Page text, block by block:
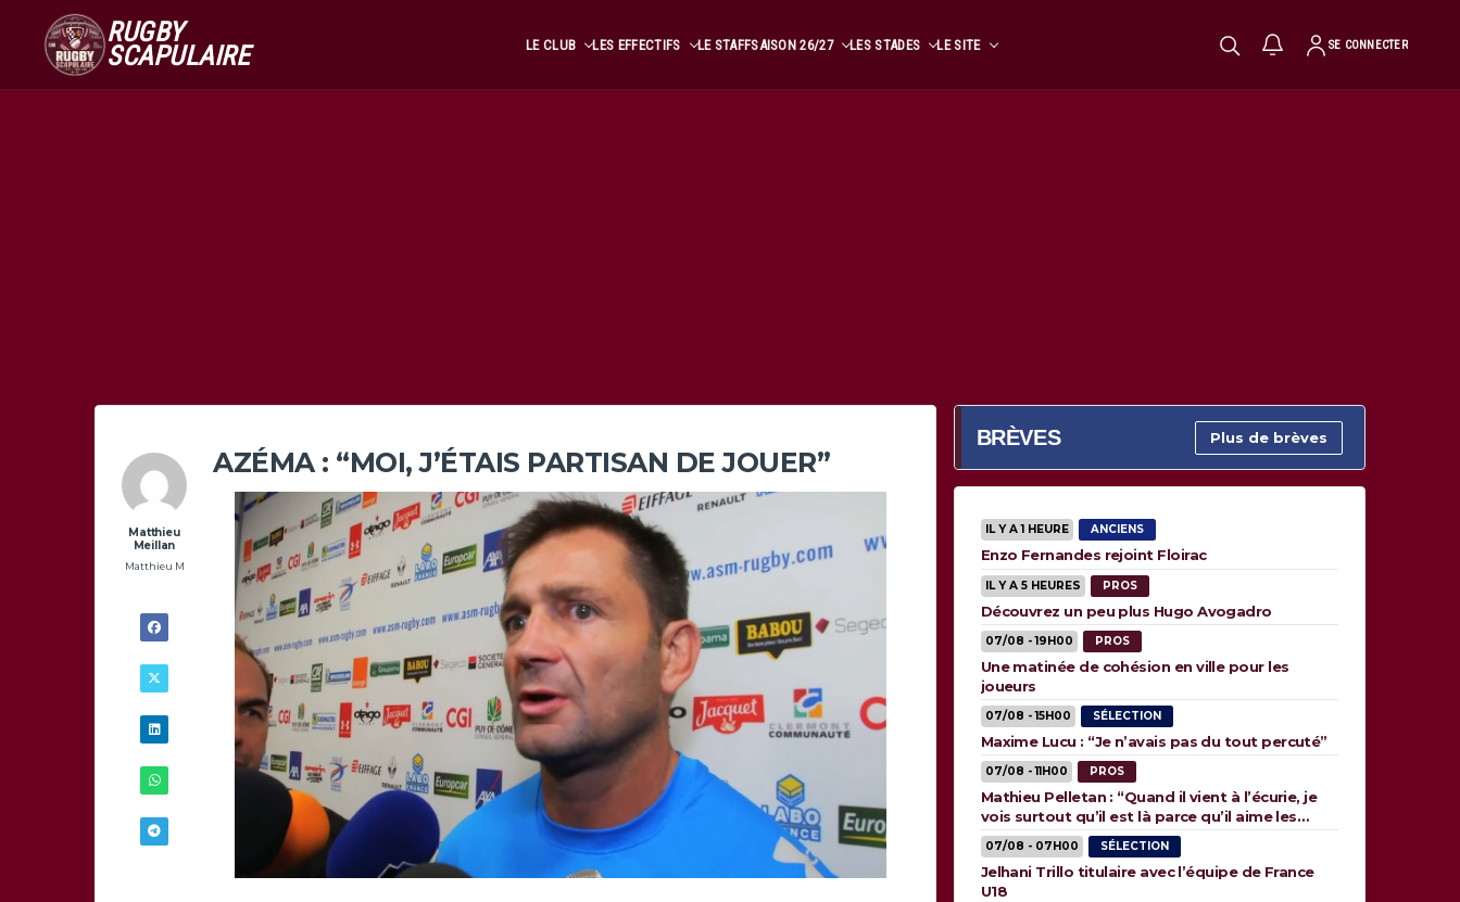
RUGBY
SCAPULAIRE LE CLUB LES EFFECTIFS LE STAFFSAISON 26/27 LES STADES LE SITE SE CONNECTER
Matthieu
Meillan
Matthieu M
AZÉMA : “MOI, J’ÉTAIS PARTISAN DE JOUER”
BRÈVES Plus de brèves
IL Y A 1 HEURE ANCIENS
Enzo Fernandes rejoint Floirac
IL Y A 5 HEURES PROS
Découvrez un peu plus Hugo Avogadro
07/08 - 19H00 PROS
Une matinée de cohésion en ville pour les
joueurs
07/08 - 15H00 SÉLECTION
Maxime Lucu : “Je n’avais pas du tout percuté”
07/08 - 11H00 PROS
Mathieu Pelletan : “Quand il vient à l’écurie, je
vois surtout qu’il est là parce qu’il aime les
animaux”
07/08 - 07H00 SÉLECTION
Jelhani Trillo titulaire avec l’équipe de France
U18